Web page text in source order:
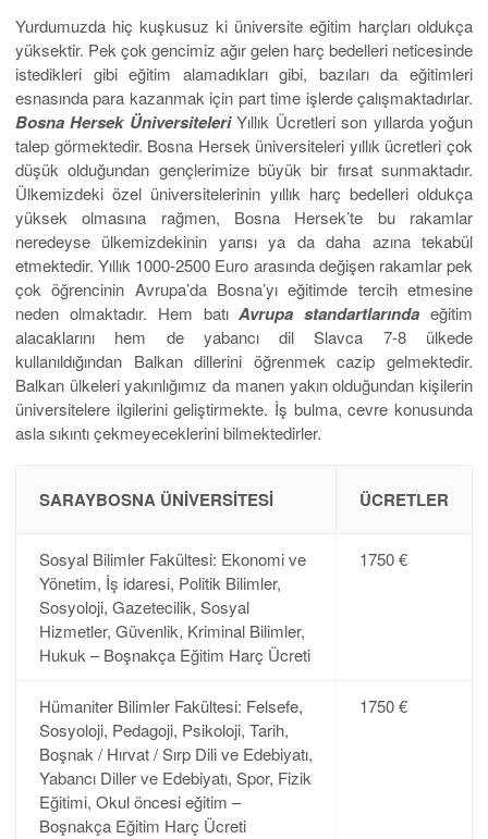
Yurdumuzda hiç kuşkusuz ki üniversite eğitim harçları oldukça
yüksektir. Pek çok gencimiz ağır gelen harç bedelleri neticesinde
istedikleri gibi eğitim alamadıkları gibi, bazıları da eğitimleri
esnasında para kazanmak için part time işlerde çalışmaktadırlar.
Bosna Hersek ÜniversiteleriYıllık Ücretleri son yıllarda yoğun
talep görmektedir. Bosna Hersek üniversiteleri yıllık ücretleri çok
düşük olduğundan gençlerimize büyük bir fırsat sunmaktadır.
Ülkemizdeki özel üniversitelerinin yıllık harç bedelleri oldukça
yüksek olmasına rağmen, Bosna Hersek’te bu rakamlar
neredeyse ülkemizdekinin yarısı ya da daha azına tekabül
etmektedir. Yıllık 1000-2500 Euro arasında değişen rakamlar pek
çok öğrencinin Avrupa’da Bosna’yı eğitimde tercih etmesine
neden olmaktadır. Hem batıAvrupa standartlarında eğitim
alacaklarını hem de yabancı dil Slavca 7-8 ülkede
kullanıldığından Balkan dillerini öğrenmek cazip gelmektedir.
Balkan ülkeleri yakınlığımız da manen yakın olduğundan kişilerin
üniversitelere ilgilerini geliştirmekte. İş bulma, cevre konusunda
asla sıkıntı çekmeyeceklerini bilmektedirler.
SARAYBOSNA ÜNIVERSITESI ÜCRETLER
Sosyal Bilimler Fakültesi: Ekonomi ve
Yönetim, İş idaresi, Politik Bilimler,
Sosyoloji, Gazetecilik, Sosyal
Hizmetler, Güvenlik, Kriminal Bilimler,
Hukuk – Boşnakça Eğitim Harç Ücreti
1750 €
Hümaniter Bilimler Fakültesi: Felsefe,
Sosyoloji, Pedagoji, Psikoloji, Tarih,
Boşnak / Hırvat / Sırp Dili ve Edebiyatı,
Yabancı Diller ve Edebiyatı, Spor, Fizik
Eğitimi, Okul öncesi eğitim –
Boşnakça Eğitim Harç Ücreti
1750 €